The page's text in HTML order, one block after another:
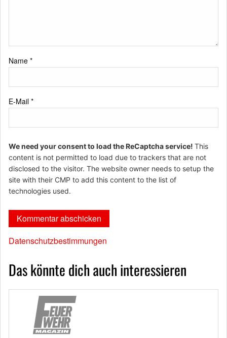
Name *
E-Mail *
We need your consent to load the ReCaptcha service! This
content is not permitted to load due to trackers that are not
disclosed to the visitor. The website owner needs to setup the
site with their CMP to add this content to the list of
technologies used.
Datenschutzbestimmungen
Das könnte dich auch interessieren